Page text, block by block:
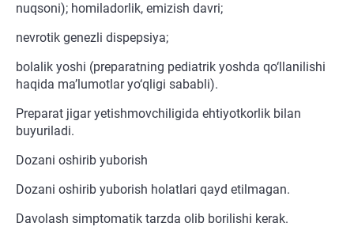
nuqsoni); homiladorlik, emizish davri;
nevrotik genezli dispepsiya;
bolalik yoshi (preparatning pediatrik yoshda qo‘llanilishi
haqida ma’lumotlar yo‘qligi sababli).
Preparat jigar yetishmovchiligida ehtiyotkorlik bilan
buyuriladi.
Dozani oshirib yuborish
Dozani oshirib yuborish holatlari qayd etilmagan.
Davolash simptomatik tarzda olib borilishi kerak.